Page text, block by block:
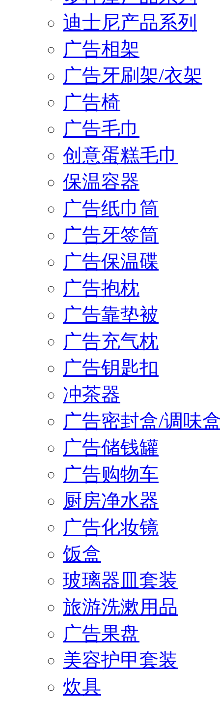
迪士尼产品系列
广告相架
广告牙刷架/衣架
广告椅
广告毛巾
创意蛋糕毛巾
保温容器
广告纸巾筒
广告牙签筒
广告保温碟
广告抱枕
广告靠垫被
广告充气枕
广告钥匙扣
冲茶器
广告密封盒/调味
广告储钱罐
广告购物车
厨房净水器
广告化妆镜
饭盒
玻璃器皿套装
旅游洗漱用品
广告果盘
美容护甲套装
炊具